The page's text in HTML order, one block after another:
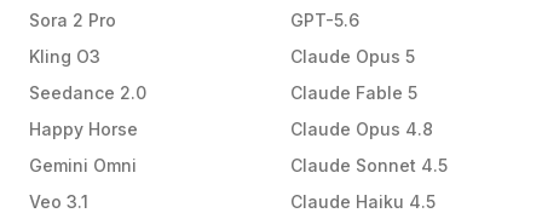
Sora 2 Pro
Kling O3
Seedance 2.0
Happy Horse
Gemini Omni
Veo 3.1
GPT-5.6
Claude Opus 5
Claude Fable 5
Claude Opus 4.8
Claude Sonnet 4.5
Claude Haiku 4.5